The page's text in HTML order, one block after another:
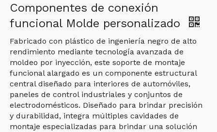
Componentes de conexión
funcional Molde personalizado
Fabricado con plástico de ingeniería negro de alto
rendimiento mediante tecnología avanzada de
moldeo por inyección, este soporte de montaje
funcional alargado es un componente estructural
central diseñado para interiores de automóviles,
paneles de control industriales y conjuntos de
electrodomésticos. Diseñado para brindar precisión
y durabilidad, integra múltiples cavidades de
montaje especializadas para brindar una solución